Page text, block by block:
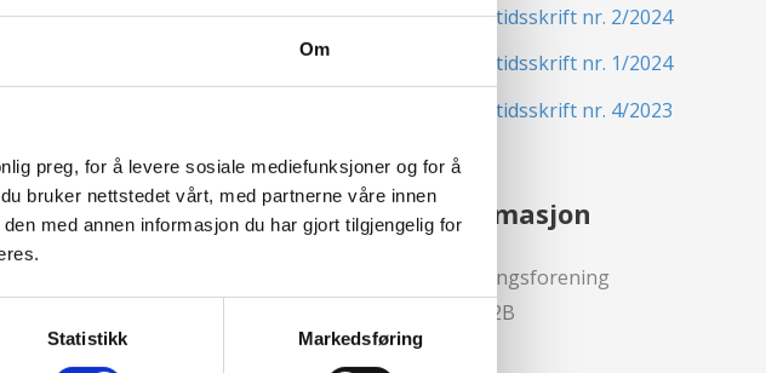
Om
preg, for å levere sosiale mediefunksjoner og for å
bruker nettstedet vårt, med partnerne våre innen
med annen informasjon du har gjort tilgjengelig for
Statistikk Markedsføring
Nordisk Forsikringstidsskrift nr. 2/2024
Nordisk Forsikringstidsskrift nr. 1/2024
Nordisk Forsikringstidsskrift nr. 4/2023
Kontaktinformasjon
Den norske Forsikringsforening
Voksenkollveien 112B
0790 Oslo